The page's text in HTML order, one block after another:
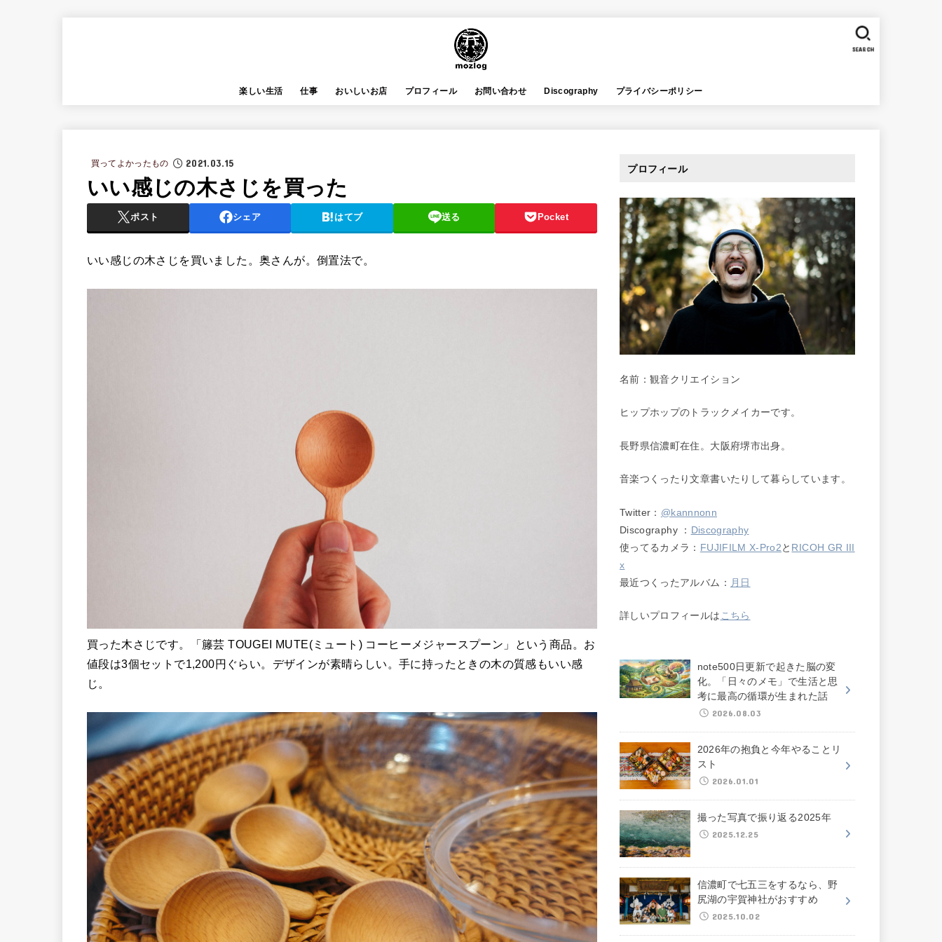
楽しい生活 仕事 おいしいお店 プロフィール お問い合わせ Discography プライバシーポリシー
SEARCH
買ってよかったもの 2021.03.15
いい感じの木さじを買った
ポスト シェア はてブ 送る Pocket
いい感じの木さじを買いました。奥さんが。倒置法で。
買った木さじです。「籐芸 TOUGEI MUTE(ミュート) コーヒーメジャースプーン」という商品。お
値段は3個セットで1,200円ぐらい。デザインが素晴らしい。手に持ったときの木の質感もいい感
じ。
プロフィール
名前：観音クリエイション
ヒップホップのトラックメイカーです。
長野県信濃町在住。大阪府堺市出身。
音楽つくったり文章書いたりして暮らしています。
Twitter： @kannnonn
Discography ： Discography
使ってるカメラ： FUJIFILM X-Pro2と RICOH GR III
x
最近つくったアルバム： 月日
詳しいプロフィールは こちら
note500日更新で起きた脳の変
化。「日々のメモ」で生活と思
考に最高の循環が生まれた話
2026.08.03
2026年の抱負と今年やることリ
スト
2026.01.01
撮った写真で振り返る2025年
2025.12.25
信濃町で七五三をするなら、野
尻湖の宇賀神社がおすすめ
2025.10.02